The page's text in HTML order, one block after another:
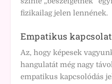
fizikailag jelen lennének.
Empatikus kapcsolat
Az, hogy képesek
hangulatát még nagy
empatikus kapcsolódás